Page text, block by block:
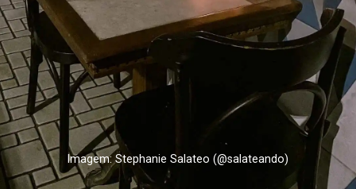
Imagem: Stephanie Salateo (@salateando)